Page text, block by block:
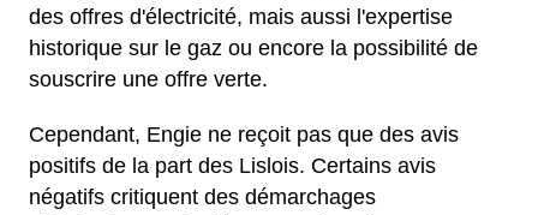
des offres d'électricité, mais aussi l'expertise
historique sur le gaz ou encore la possibilité de
souscrire une offre verte.
Cependant, Engie ne reçoit pas que des avis
positifs de la part des Lislois. Certains avis
négatifs critiquent des démarchages